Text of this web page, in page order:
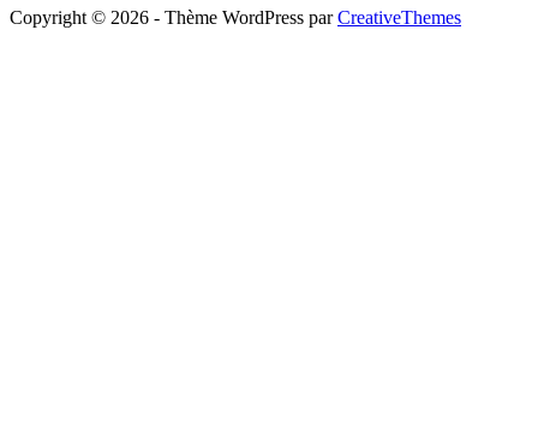
Copyright © 2026 - Thème WordPress parCreativeThemes